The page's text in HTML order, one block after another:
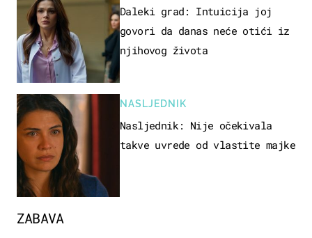
ZABAVA
Daleki grad: Intuicija joj
govori da danas neće otići iz
njihovog života
NASLJEDNIK
Nasljednik: Nije očekivala
takve uvrede od vlastite majke